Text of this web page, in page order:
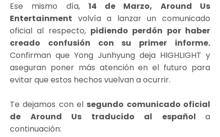
Ese mismo día, 14 de Marzo, Around Us
Entertainment volvía a lanzar un comunicado
oficial al respecto, pidiendo perdón por haber
creado confusión con su primer informe.
Confirman que Yong Junhyung deja HIGHLIGHT y
aseguran poner más atención en el futuro para
evitar que estos hechos vuelvan a ocurrir.
Te dejamos con el segundo comunicado oficial
de Around Us traducido al español a
continuación: